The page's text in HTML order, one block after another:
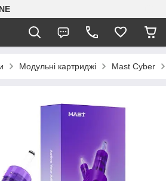
Модульні картриджі Mast Cyber